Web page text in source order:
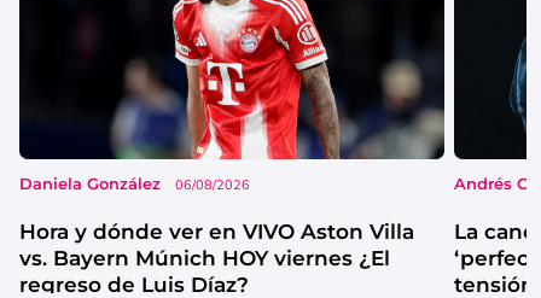
Daniela González 06/08/2026
Hora y dónde ver en VIVO Aston Villa
vs. Bayern Múnich HOY viernes ¿El
regreso de Luis Díaz?
Andrés
La
tensión